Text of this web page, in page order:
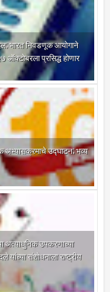
भारत निवडणूक आयोगाने
प्रसिद्ध होणार
अभ्यासक्रमाचे उद्घाटन; भव्य
अत्याधुनिक उपकरणाच्या
संशोधनाला राष्ट्रीय